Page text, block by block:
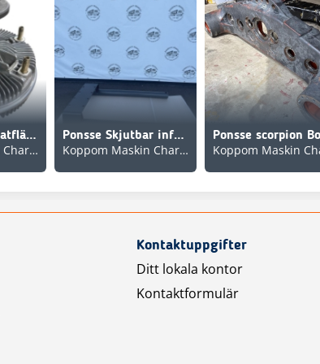
Ponsse Termostatfläkt Ponsse. Mercedesmotor
Koppom Maskin Charlottenberg
Ponsse Skjutbar infästning banke Ersätter P17896 & P57143
Koppom Maskin Charlottenberg
Kontaktuppgifter
Ditt lokala kontor
Kontaktformulär